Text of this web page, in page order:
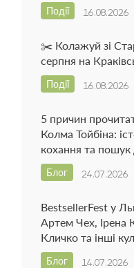
16.08.2026
Події
✂️ Колажуй зі
серпня на
16.08.2026
Події
5 причин
Колма Тойбіна:
кохання та
24.07.2026
Блог
BestsellerFest у
Артем Чех, Ірена
Кличко та інші
14.07.2026
Блог